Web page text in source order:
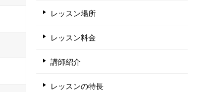
レッスン場所
レッスン料金
講師紹介
レッスンの特長